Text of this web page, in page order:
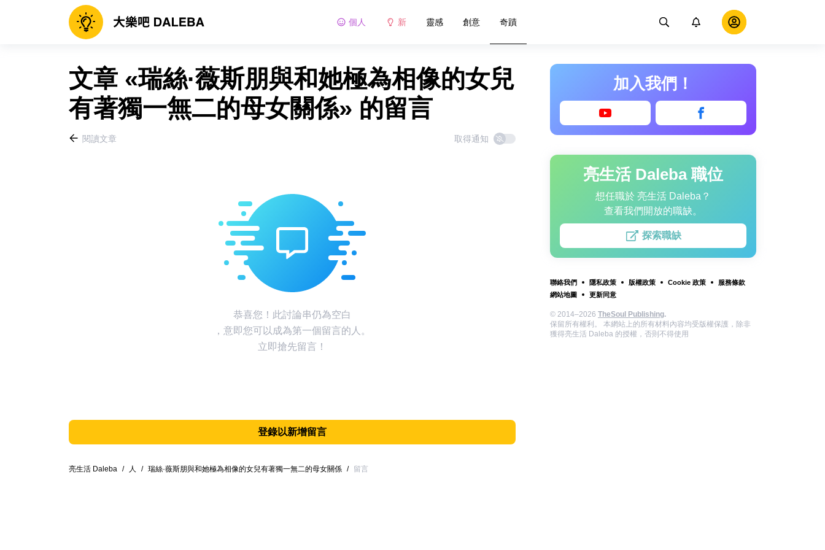
個人 新 靈感 創意 奇蹟
加入我們！
亮生活 Daleba 職位
想任職於 亮生活 Daleba？
查看我們開放的職缺。
探索職缺
聯絡我們 隱私政策 版權政策 Cookie 政策
服務條款
網站地圖
更新同意
© 2014–2026 TheSoul Publishing.
保留所有權利。 本網站上的所有材料內容均受版權保護，除非
獲得亮生活 Daleba 的授權，否則不得使用
文章 «瑞絲·薇斯朋與和她極為相像的女兒
有著獨一無二的母女關係» 的留言
閱讀文章 取得通知
恭喜您！此討論串仍為空白
，意即您可以成為第一個留言的人。
立即搶先留言！
登錄以新增留言
亮生活 Daleba / 人 / 瑞絲·薇斯朋與和她極為相像的女兒有著獨一無二的母女關係 / 留言